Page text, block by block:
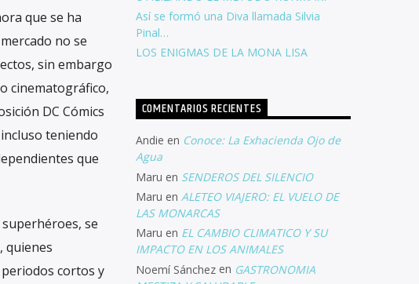
que se ha
no se
sin embargo
cinematográfico,
DC Cómics
teniendo
que
se
quienes
cortos y
Así se formó una Diva llamada Silvia
Pinal…
LOS ENIGMAS DE LA MONA LISA
COMENTARIOS RECIENTES
Andie en Conoce: La Exhacienda Ojo de
Agua
Maru en SENDEROS DEL SILENCIO
Maru en ALETEO VIAJERO: EL VUELO DE
LAS MONARCAS
Maru en EL CAMBIO CLIMATICO Y SU
IMPACTO EN LOS ANIMALES
Noemí Sánchezen GASTRONOMIA